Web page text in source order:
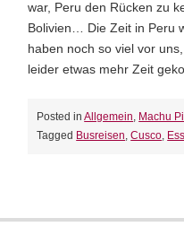
war, Peru den Rücken zu
Bolivien… Die Zeit in Peru
haben noch so viel vor
leider etwas mehr Zeit
Posted in Allgemein, Machu
Tagged Busreisen,Cusco,